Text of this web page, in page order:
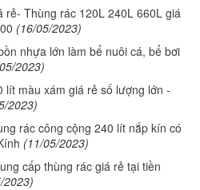
rẻ- Thùng rác 120L 240L 660L giá
(16/05/2023)
nhựa lớn làm bể nuôi cá, bể bơi
2023)
lít màu xám giá rẻ số lượng lớn -
2023)
rác công cộng 240 lít nắp kín có
(11/05/2023)
cấp thùng rác giá rẻ tại tiền
2023)